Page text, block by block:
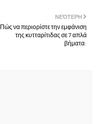
ΝΕΌΤΕΡΗ
Πώς να περιορίστε την εμφάνιση
της κυτταρίτιδας σε 7 απλά
βήματα: